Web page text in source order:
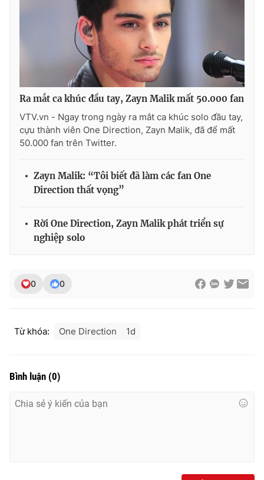
Ðiện thoại Thời báo VTV:
024.66 897 897
toasoan@vtv.vn
Liên hệ quảng cáo:024-7300.7108
thuận bằng văn bản. Ghi rõ nguồn VTV.vn khi phát hành lại
thông tin từ website này.
Ra mắt ca khúc đầu tay, Zayn Malik mất 50.000 fan
VTV.vn - Ngay trong ngày ra mắt ca khúc solo đầu tay,
cựu thành viên One Direction, Zayn Malik, đã để mất
50.000 fan trên Twitter.
Zayn Malik: “Tôi biết đã làm các fan One
Direction thất vọng”
Rời One Direction, Zayn Malik phát triển sự
nghiệp solo
0 0
Từ khóa: One Direction 1d
Bình luận (0)